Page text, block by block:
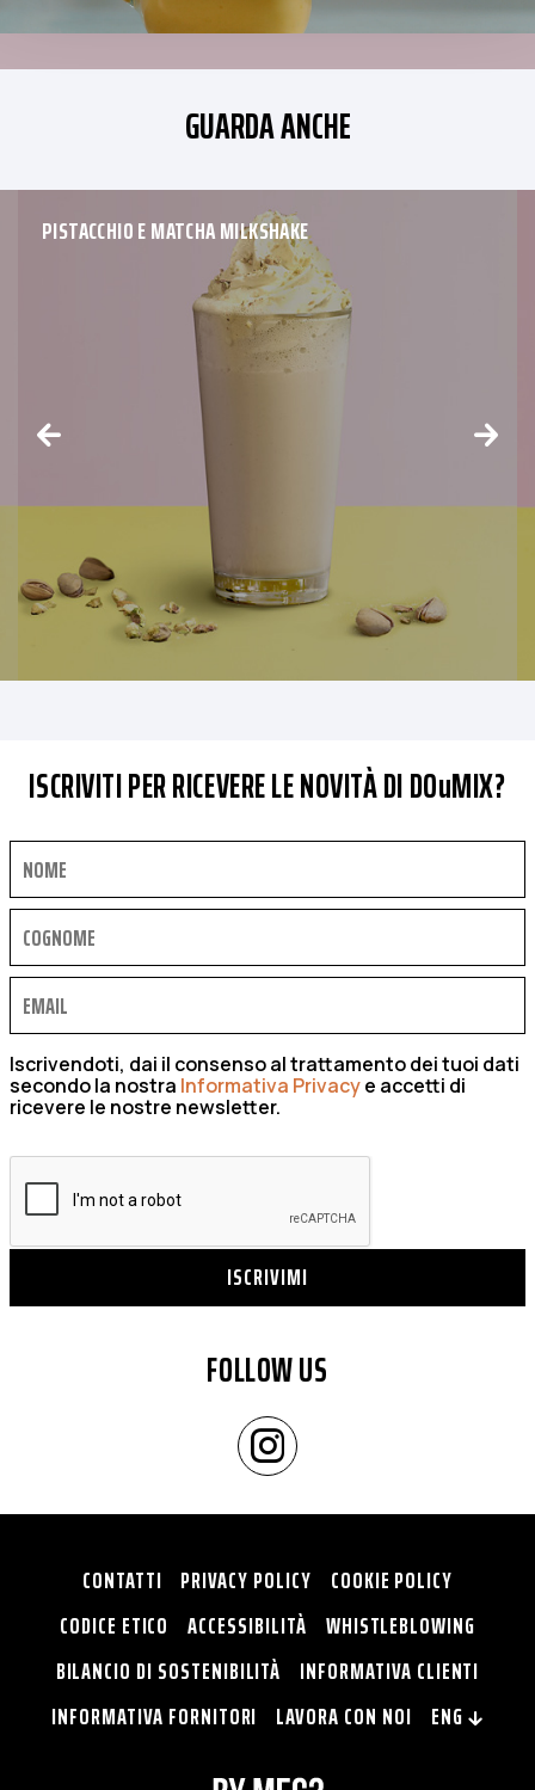
GUARDA ANCHE
PISTACCHIO E MATCHA MILKSHAKE
ISCRIVITI PER RICEVERE LE NOVITÀ DI DOuMIX?
Iscrivendoti, dai il consenso al trattamento dei tuoi dati
secondo la nostra Informativa Privacye accetti di
ricevere le nostre newsletter.
ISCRIVIMI
FOLLOW US
CONTATTI PRIVACY POLICY COOKIE POLICY
CODICE ETICO
ACCESSIBILITÀ WHISTLEBLOWING
BILANCIO DI SOSTENIBILITÀ INFORMATIVA CLIENTI
INFORMATIVA FORNITORI LAVORA CON NOI ENG